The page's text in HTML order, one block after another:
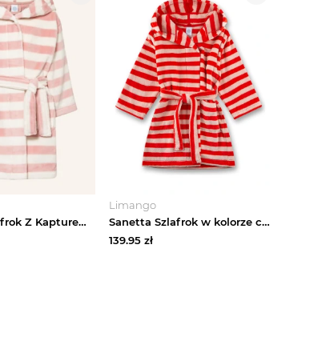
Sanetta Szlafrok Z Kapturem rosa
Limango
Sanetta Szlafrok w kolorze czerwono-beżowym rozmiar: 104
139.95zł